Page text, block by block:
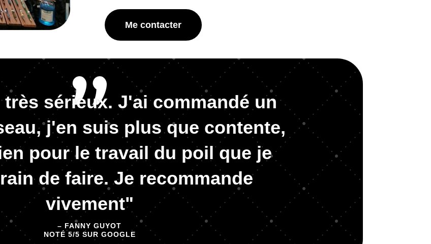
Me contacter
sérieux. J'ai commandé un
j'en suis plus que contente,
pour le travail du poil que je
de faire. Je recommande
vivement"
– FANNY GUYOT
NOTÉ 5/5 SUR GOOGLE